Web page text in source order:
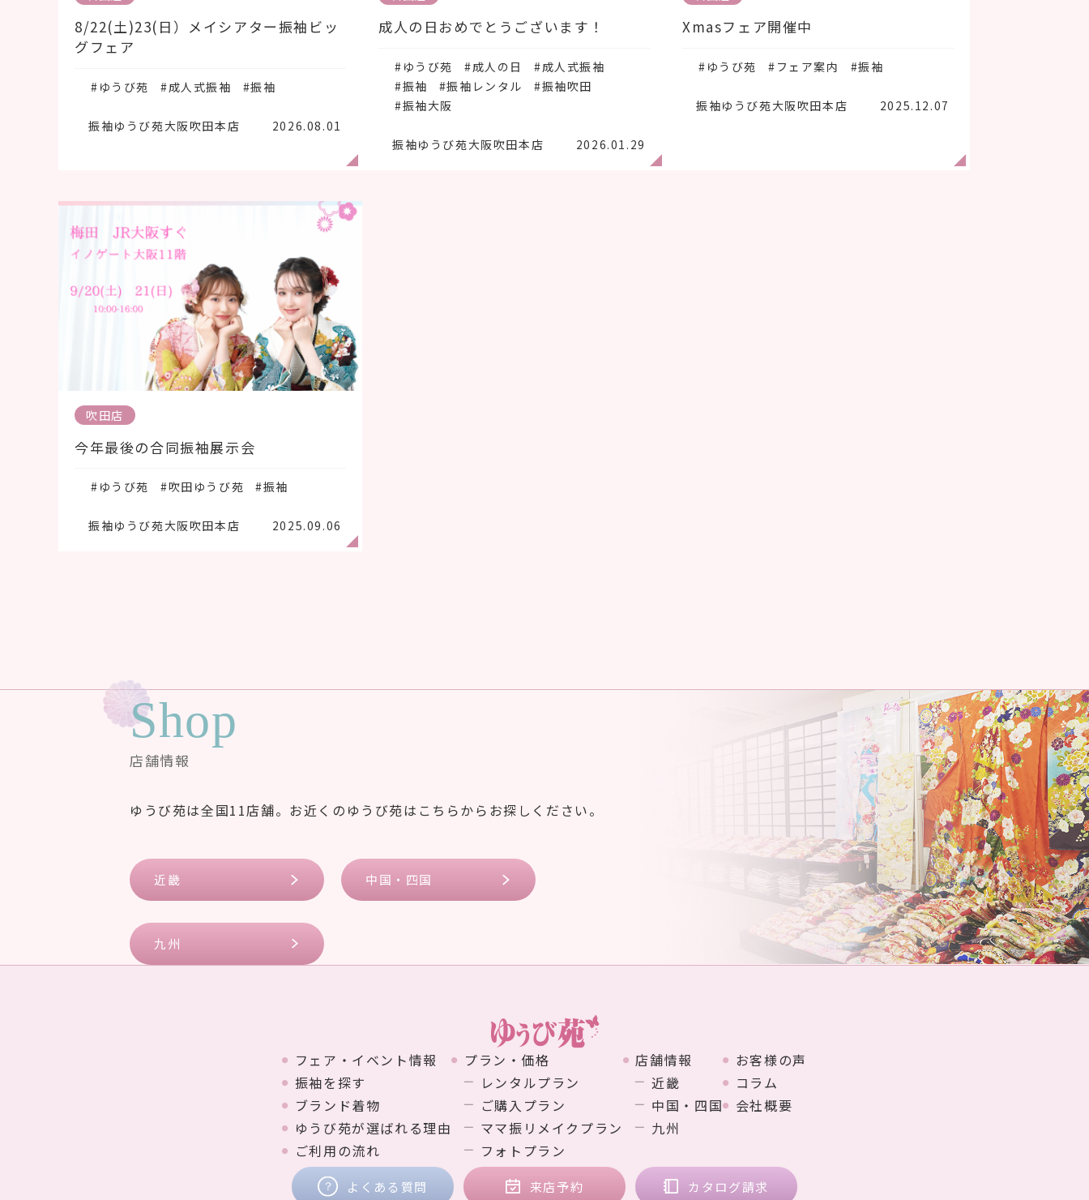
8/22(土)23(日）メイシアター振袖ビッ
グフェア
#ゆうび苑 #成人式振袖 #振袖
振袖ゆうび苑大阪吹田本店 2026.08.01
成人の日おめでとうございます！
#ゆうび苑 #成人の日
#成人式振袖
#振袖
#振袖レンタル
#振袖吹田
#振袖大阪
振袖ゆうび苑大阪吹田本店 2026.01.29
Xmasフェア開催中
#ゆうび苑 #フェア案内 #振袖
振袖ゆうび苑大阪吹田本店 2025.12.07
吹田店
今年最後の合同振袖展示会
#ゆうび苑 #吹田ゆうび苑 #振袖
振袖ゆうび苑大阪吹田本店 2025.09.06
Shop
店舗情報
ゆうび苑は全国11店舗。お近くのゆうび苑はこちらからお探しください。
近畿 中国・四国
九州
フェア・イベント情報
振袖を探す
ブランド着物
ゆうび苑が選ばれる理由
ご利用の流れ
プラン・価格
レンタルプラン
ご購入プラン
ママ振リメイクプラン
フォトプラン
店舗情報
近畿
中国・四国
九州
お客様の声
コラム
会社概要
よくある質問 来店予約 カタログ請求